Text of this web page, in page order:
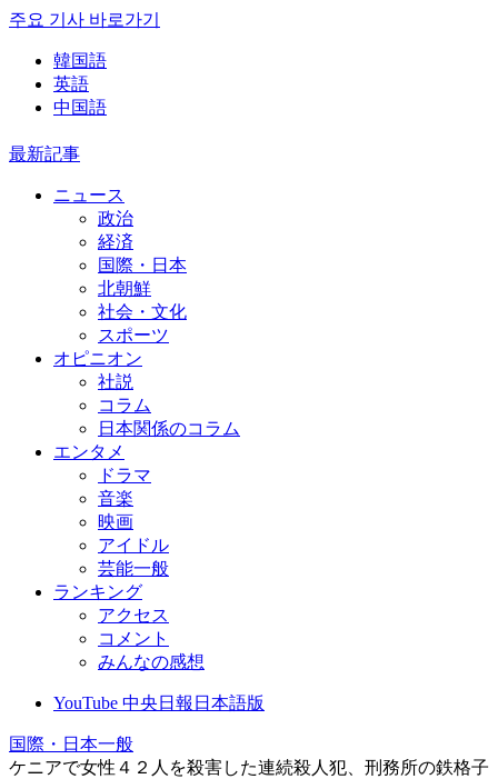
주요 기사 바로가기
韓国語
英語
中国語
最新記事
ニュース
政治
経済
国際・日本
北朝鮮
社会・文化
スポーツ
オピニオン
社説
コラム
日本関係のコラム
エンタメ
ドラマ
音楽
映画
アイドル
芸能一般
ランキング
アクセス
コメント
みんなの感想
YouTube 中央日報日本語版
国際・日本一般
ケニアで女性４２人を殺害した連続殺人犯、刑務所の鉄格子